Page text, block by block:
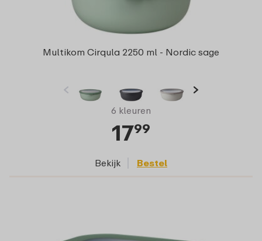
Multikom Cirqula 2250 ml - Nordic sage
6 kleuren
1799
Bekijk Bestel